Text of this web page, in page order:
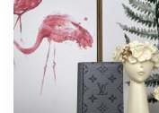
ラ
ム･
キ